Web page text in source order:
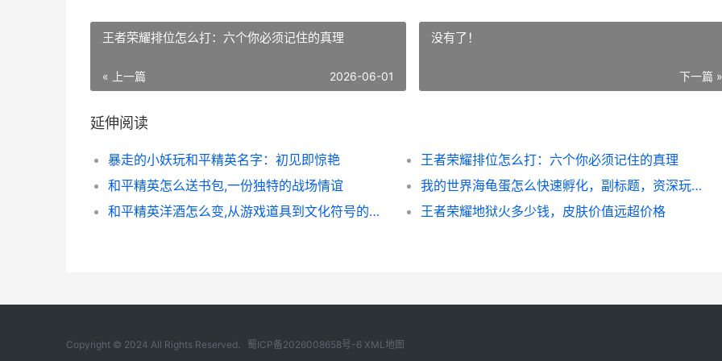
王者荣耀排位怎么打：六个你必须记住的真理
« 上一篇 2026-06-01
没有了！
下一篇 »
延伸阅读
暴走的小妖玩和平精英名字：初见即惊艳
王者荣耀排位怎么打：六个你必须记住的真理
和平精英怎么送书包,一份独特的战场情谊
我的世界海龟蛋怎么快速孵化，副标题，资深玩家孵化与保护全攻略
和平精英洋酒怎么变,从游戏道具到文化符号的蜕变
王者荣耀地狱火多少钱，皮肤价值远超价格
Copyright © 2024 All Rights Reserved. 蜀ICP备2026008658号-6 XML地图